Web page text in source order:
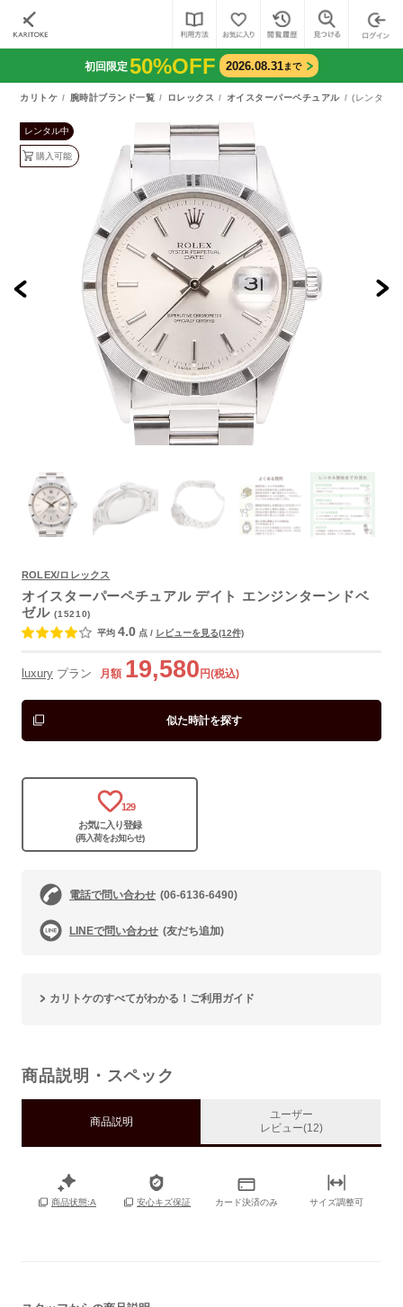
初回限定50%OFF 2026.08.31まで
カリトケ 腕時計ブランド一覧 ロレックス オイスターパーペチュアル (レンタル)
レンタル中
購入可能
ROLEX/ロレックス
オイスターパーペチュアル デイト エンジンターンドベ
ゼル(15210)
平均 4.0 点 / レビューを見る(12件)
luxury プラン 月額 19,580 円(税込)
似た時計を探す
129
お気に入り登録
(再入荷をお知らせ)
電話で問い合わせ (06-6136-6490)
LINEで問い合わせ (友だち追加)
カリトケのすべてがわかる！ご利用ガイド
商品説明・スペック
商品説明
ユーザー
レビュー(12)
商品状態:A 安心キズ保証 カード決済のみ サイズ調整可
よくあるご質問